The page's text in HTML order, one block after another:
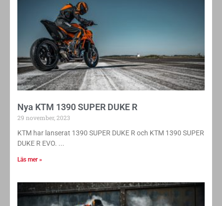
Nya KTM 1390 SUPER DUKE R
29 november, 2023
KTM har lanserat 1390 SUPER DUKE R och KTM 1390 SUPER
DUKE R EVO.
Läs mer »